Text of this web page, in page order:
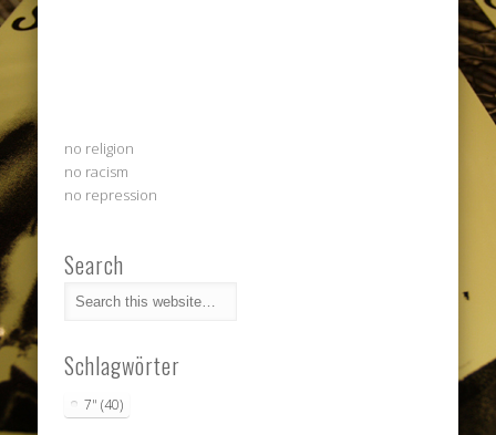
no religion
no racism
no repression
Search
Schlagwörter
7" (40)